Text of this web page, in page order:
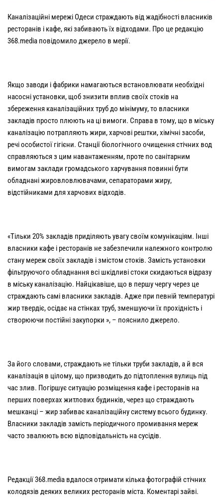
Каналізаційні мережі Одеси страждають від жадібності власників
ресторанів і кафе, які забивають їх відходами. Про це редакцію
368.media повідомило джерело в мерії.
Якщо заводи і фабрики намагаються встановлювати необхідні
насосні установки, щоб знизити вплив своїх стоків на
збереження каналізаційних труб до мінімуму, то власники
закладів просто плюють на ці вимоги. Справа в тому, що в міську
каналізацію потрапляють жири, харчові рештки, хімічні засоби,
речі особистої гігієни. Станції біологічного очищення стічних вод
справляються з цим навантаженням, проте по санітарним
вимогам заклади громадського харчування повинні бути
обладнані жировловлювачами, сепараторами жиру,
відстійниками для харчових відходів.
«Тільки 20% закладів приділяють увагу своїм комунікаціям. Інші
власники кафе і ресторанів не забезпечили належного контролю
стану мереж своїх закладів і змістом стоків. Замість установки
фільтруючого обладнання всі шкідливі стоки скидаються відразу
в міську каналізацію. Найцікавіше, що в першу чергу через це
страждають самі власники закладів. Адже при певній температурі
жир твердіє, осідає на стінках труб, зменшуючи їх прохідність і
створюючи постійні закупорки », – пояснило джерело.
За його словами, страждають не тільки труби закладів, а й вся
каналізація в цілому, що призводить до підтоплення вулиць під
час злив. Погіршує ситуацію розміщення кафе і ресторанів на
перших поверхах житлових будинків, через що страждають
мешканці – жир забиває каналізаційну систему всього будинку.
Власники закладів замість періодичного промивання мереж
часто звалюють всю відповідальність на сусідів.
Редакції 368.media вдалося отримати кілька фотографій стічних
колодязів деяких великих ресторанів міста. Коментарі зайві.